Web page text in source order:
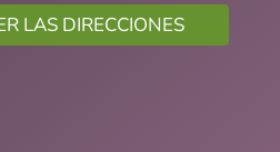
LAS DIRECCIONES